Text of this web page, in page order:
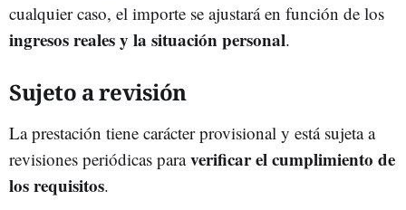
cualquier caso, el importe se ajustará en función de los
ingresos reales y la situación personal.
Sujeto a revisión
La prestación tiene carácter provisional y está sujeta a
revisiones periódicas paraverificar el cumplimiento de
los requisitos.